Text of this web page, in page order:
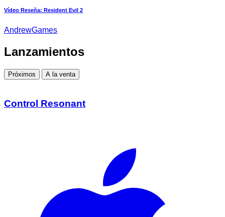
Vídeo Reseña: Resident Evil 2
AndrewGames
Lanzamientos
Próximos A la venta
Control Resonant